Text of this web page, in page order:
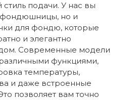
подачи. У нас вы
фондюшницы, но и
для фондю, которые
и элегантно
Современные модели
функциями,
температуры,
и даже встроенные
позволяет вам точно